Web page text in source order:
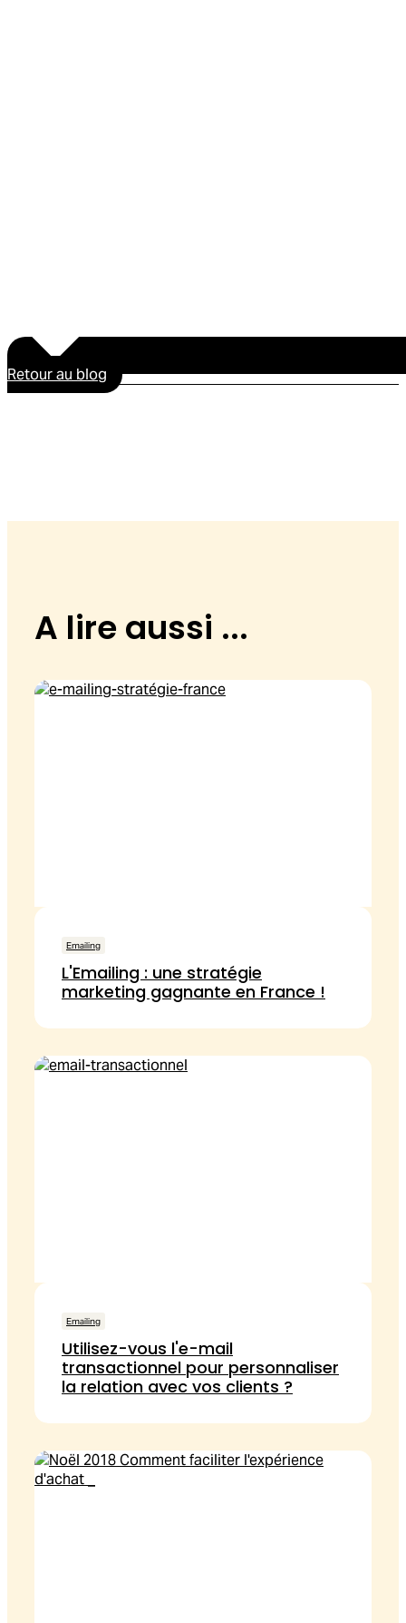
Retour au blog
A lire aussi ...
Emailing
L'Emailing : une stratégie
marketing gagnante en France !
Emailing
Utilisez-vous l'e-mail
transactionnel pour personnaliser
la relation avec vos clients ?